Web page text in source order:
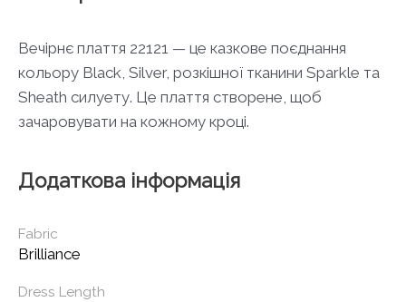
Вечірнє плаття 22121 — це казкове поєднання
кольору Black, Silver, розкішної тканини Sparkle та
Sheath силуету. Це плаття створене, щоб
зачаровувати на кожному кроці.
Додаткова інформація
Fabric
Brilliance
Dress Length